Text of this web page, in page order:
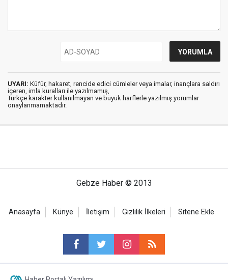
UYARI: Küfür, hakaret, rencide edici cümleler veya imalar, inançlara saldırı
içeren, imla kuralları ile yazılmamış,
Türkçe karakter kullanılmayan ve büyük harflerle yazılmış yorumlar
onaylanmamaktadır.
Gebze Haber © 2013
Anasayfa Künye İletişim Gizlilik İlkeleri Sitene Ekle